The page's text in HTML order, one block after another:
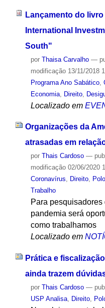
Lançamento do
International
South"
por Thaisa Carvalho —
modificação13/11/2018
Programa Ano Sabático,
Economia, Direito,
Localizado em
Organizações da
atrasadas em
por Thais Cardoso —
modificação02/06/2020
Coronavírus, Direito,
Trabalho
Para
pandemia será
como trabalhamos
Localizado em
Prática e
ainda trazem
por Thais Cardoso —
USP Analisa, Direito,